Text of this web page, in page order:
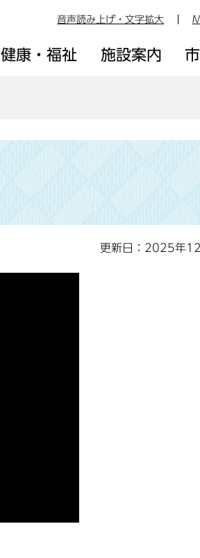
音声読み上げ・文字拡大
健康・福祉 施設案内
更新日：2025年